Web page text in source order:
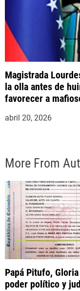
Magistrada
la olla antes de
favorecer a
abril 20, 2026
More From
Papá Pitufo,
poder político y